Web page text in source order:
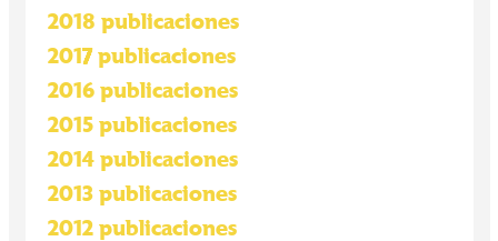
2018 publicaciones
2017 publicaciones
2016 publicaciones
2015 publicaciones
2014 publicaciones
2013 publicaciones
2012 publicaciones